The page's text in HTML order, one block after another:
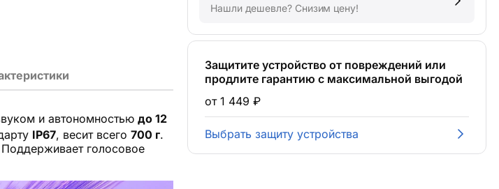
и автономностью до 12
IP67, весит всего 700 г.
Поддерживает голосовое
Нашли дешевле? Снизим цену!
Защитите устройство от повреждений или
продлите гарантию с максимальной выгодой
от 1 449 ₽
Выбрать защиту устройства